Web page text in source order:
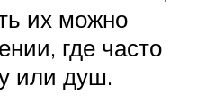
их можно
где часто
или душ.